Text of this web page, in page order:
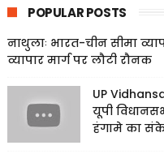
POPULAR POSTS
नाथुलाः भारत-चीन सीमा
व्यापार मार्ग पर लौटी रौनक
UP
यूपी
हंगामे का